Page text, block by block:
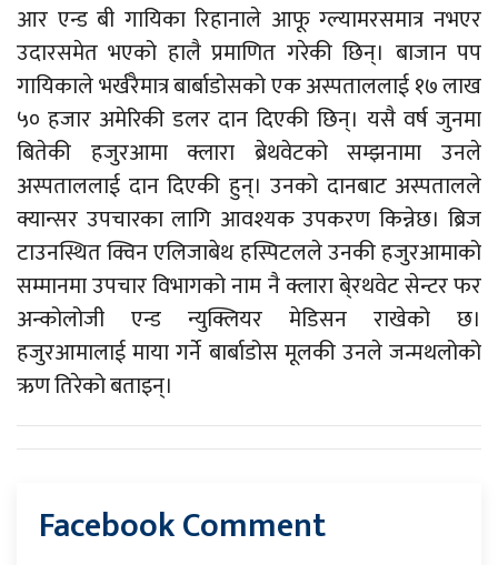
आर एन्ड बी गायिका रिहानाले आफू ग्ल्यामरसमात्र नभएर
उदारसमेत भएको हालै प्रमाणित गरेकी छिन्। बाजान पप
गायिकाले भर्खरैमात्र बार्बाडोसको एक अस्पताललाई १७ लाख
५० हजार अमेरिकी डलर दान दिएकी छिन्। यसै वर्ष जुनमा
बितेकी हजुरआमा क्लारा ब्रेथवेटको सम्झनामा उनले
अस्पताललाई दान दिएकी हुन्। उनको दानबाट अस्पतालले
क्यान्सर उपचारका लागि आवश्यक उपकरण किन्नेछ। ब्रिज
टाउनस्थित क्विन एलिजाबेथ हस्पिटलले उनकी हजुरआमाको
सम्मानमा उपचार विभागको नाम नै क्लारा बे्रथवेट सेन्टर फर
अन्कोलोजी एन्ड न्युक्लियर मेडिसन राखेको छ।
हजुरआमालाई माया गर्ने बार्बाडोस मूलकी उनले जन्मथलोको
ऋण तिरेको बताइन्।
Facebook Comment